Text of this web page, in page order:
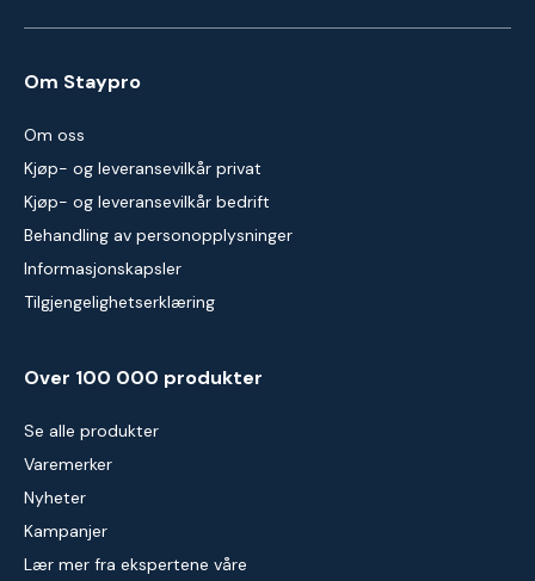
Om Staypro
Om oss
Kjøp- og leveransevilkår privat
Kjøp- og leveransevilkår bedrift
Behandling av personopplysninger
Informasjonskapsler
Tilgjengelighetserklæring
Over 100 000 produkter
Se alle produkter
Varemerker
Nyheter
Kampanjer
Lær mer fra ekspertene våre